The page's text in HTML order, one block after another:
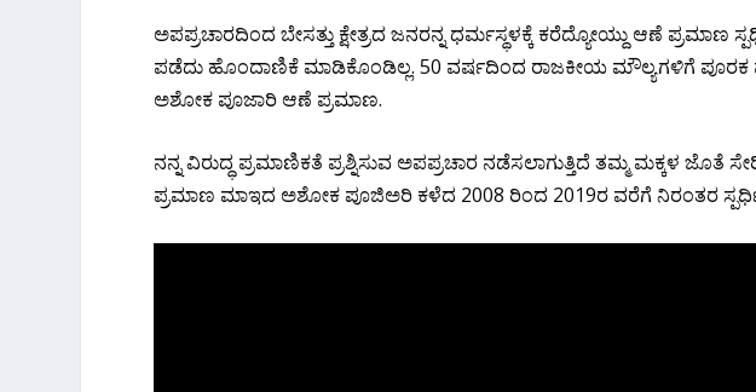
ಅಪಪ್ರಚಾರದಿಂದ ಬೇಸತ್ತು ಕ್ಷೇತ್ರದ ಜನರನ್ನ ಧರ್ಮಸ್ಥಳಕ್ಕೆ ಕರೆದ್ಯೋಯ್ದು ಆಣೆ
ಪಡೆದು ಹೊಂದಾಣಿಕೆ ಮಾಡಿಕೊಂಡಿಲ್ಲ. 50 ವರ್ಷದಿಂದ ರಾಜಕೀಯ ಮೌಲ್ಯಗಳಿಗೆ ಪೂರಕ
ಅಶೋಕ ಪೂಜಾರಿ ಆಣೆ ಪ್ರಮಾಣ.
ನನ್ನ ವಿರುದ್ಧ ಪ್ರಮಾಣಿಕತೆ ಪ್ರಶ್ನಿಸುವ ಅಪಪ್ರಚಾರ ನಡೆಸಲಾಗುತ್ತಿದೆ ತಮ್ಮ ಮಕ್ಕಳ ಜೊತೆ
ಪ್ರಮಾಣ ಮಾಇದ ಅಶೋಕ ಪೂಜಿಅರಿ ಕಳೆದ 2008 ರಿಂದ 2019ರ ವರೆಗೆ ನಿರಂತರ